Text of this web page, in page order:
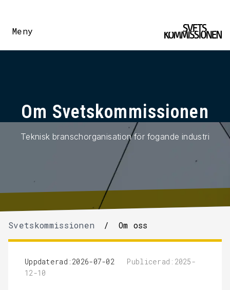
Meny
Om Svetskommissionen
Teknisk branschorganisation för fogande industri
Svetskommissionen / Om oss
Uppdaterad:2026-07-02
Publicerad:2025-
12-10